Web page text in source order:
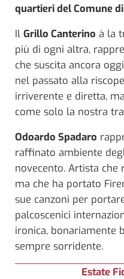
quartieri del Comune
Il Grillo Canterino à la
più di ogni altra,
che suscita ancora
nel passato alla
irriverente e diretta,
come solo la nostra
Odoardo Spadaro
raffinato ambiente
novecento. Artista
ma che ha portato
sue canzoni per
palcoscenici
ironica, bonariamente
sempre sorridente.
Estate